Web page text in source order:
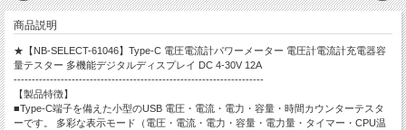
商品説明
★【NB-SELECT-61046】Type-C 電圧電流計パワーメーター 電圧計電流計充電器容
量テスター 多機能デジタルディスプレイ DC 4-30V 12A
---------------------------------------------------------------------
【製品特徴】
■Type-C端子を備えた小型のUSB 電圧・電流・電力・容量・時間カウンターテスタ
ーです。 多彩な表示モード（電圧・電流・電力・容量・電力量・タイマー・CPU温